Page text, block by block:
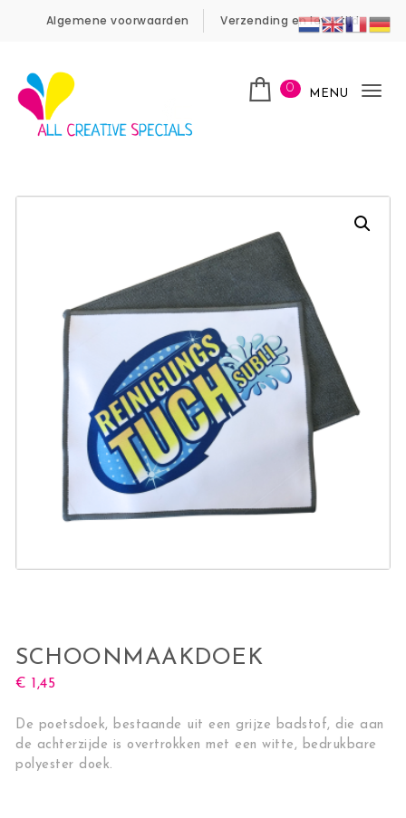
Algemene voorwaarden Verzending en levertijd
0 MENU
SCHOONMAAKDOEK
€ 1,45
De poetsdoek, bestaande uit een grijze badstof, die aan
de achterzijde is overtrokken met een witte, bedrukbare
polyester doek.